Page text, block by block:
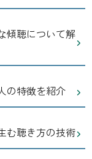
傾聴について解
の特徴を紹介
む聴き方の技術